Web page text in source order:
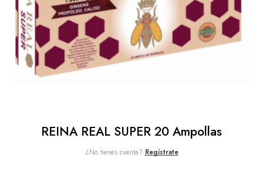
REINA REAL SUPER 20 Ampollas
¿No tienes cuenta? Regístrate